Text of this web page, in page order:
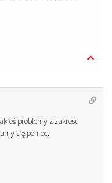
problemy z zakresu
się pomóc.